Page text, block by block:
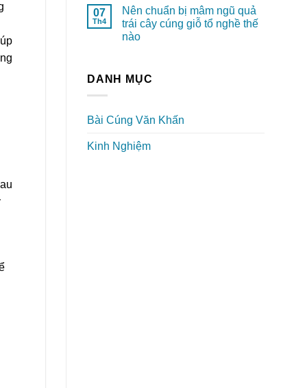
07
Th4
Nên chuẩn bị mâm ngũ quả
trái cây cúng giỗ tổ nghề thế
nào
DANH MỤC
Bài Cúng Văn Khấn
Kinh Nghiệm